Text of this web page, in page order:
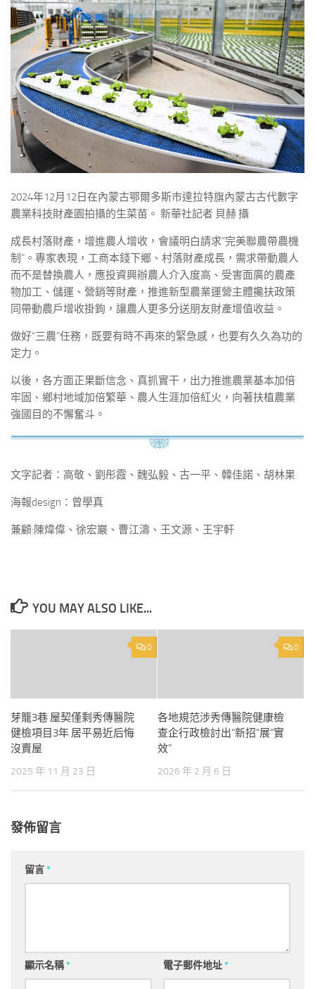
2024年12月12日在內蒙古鄂爾多斯市達拉特旗內蒙古古代數字
農業科技財產園拍攝的生菜苗。 新華社記者 貝赫 攝
成長村落財產，增進農人增收，會議明白請求“完美聯農帶農機
制”。專家表現，工商本錢下鄉、村落財產成長，需求帶動農人
而不是替換農人，應投資興辦農人介入度高、受害面廣的農產
物加工、儲運、營銷等財產，推進新型農業運營主體攙扶政策
同帶動農戶增收掛鉤，讓農人更多分送朋友財產增值收益。
做好“三農”任務，既要有時不再來的緊急感，也要有久久為功的
定力。
以後，各方面正果斷信念、真抓實干，出力推進農業基本加倍
牢固、鄉村地域加倍繁華、農人生涯加倍紅火，向著扶植農業
強國目的不懈奮斗。
文字記者：高敬、劉彤霞、魏弘毅、古一平、韓佳諾、胡林果
海報design：曾學真
兼顧:陳煒偉、徐宏巖、曹江濤、王文源、王宇軒
YOU MAY ALSO LIKE...
0
芽籠3巷 屋契僅剩秀傳醫院
健檢項目3年 居平易近后悔
沒賣屋
2025 年 11 月 23 日
0
各地規范涉秀傳醫院健康檢
查企行政檢討出“新招”展“實
效”
2026 年 2 月 6 日
發佈留言
留言*
顯示名稱* 電子郵件地址*